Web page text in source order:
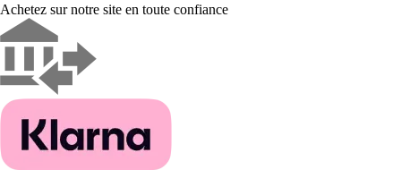
Achetez sur notre site en toute confiance